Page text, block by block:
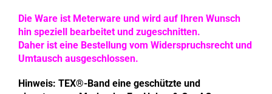
Die Ware ist Meterware und wird auf Ihren Wunsch
hin speziell bearbeitet und zugeschnitten.
Daher ist eine Bestellung vom Widerspruchsrecht und
Umtausch ausgeschlossen.
Hinweis: TEX®-Band eine geschützte und